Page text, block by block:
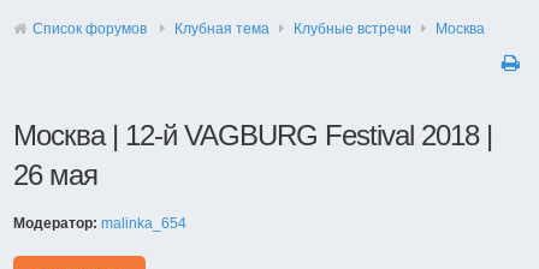
Список форумов Клубная тема Клубные встречи Москва
Москва | 12-й VAGBURG Festival 2018 |
26 мая
Модератор: malinka_654